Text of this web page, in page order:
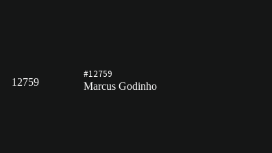
12759
#12759
Marcus Godinho